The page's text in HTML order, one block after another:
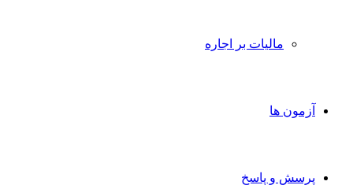
مالیات بر اجاره
آزمون ها
پرسش و پاسخ